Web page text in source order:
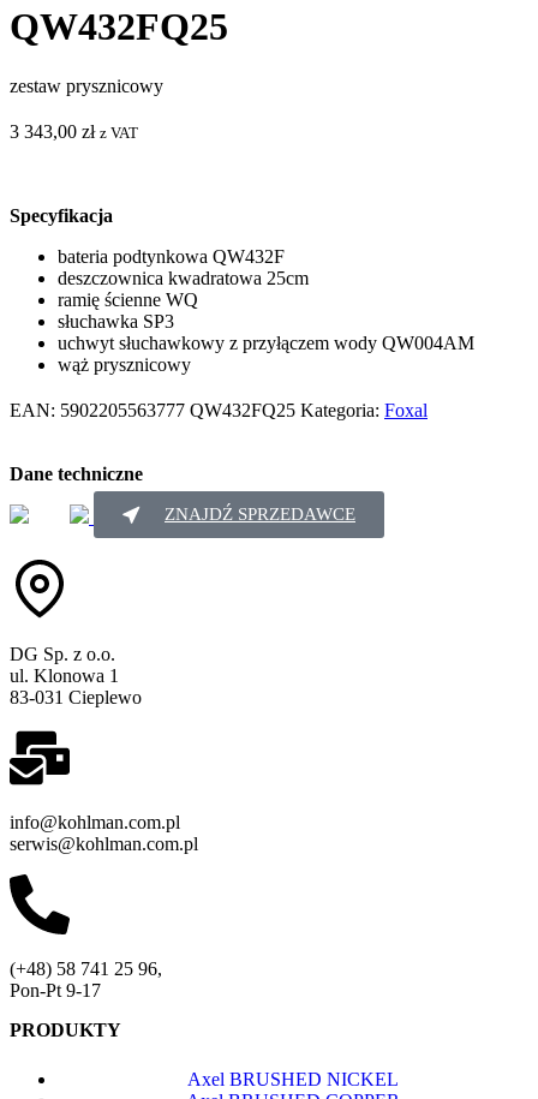
QW432FQ25
zestaw prysznicowy
3 343,00 zł z VAT
Specyfikacja
bateria podtynkowa QW432F
deszczownica kwadratowa 25cm
ramię ścienne WQ
słuchawka SP3
uchwyt słuchawkowy z przyłączem wody QW004AM
wąż prysznicowy
EAN: 5902205563777 QW432FQ25 Kategoria: Foxal
Dane techniczne
ZNAJDŹ SPRZEDAWCE
DG Sp. z o.o.
ul. Klonowa 1
83-031 Cieplewo
info@kohlman.com.pl
serwis@kohlman.com.pl
(+48) 58 741 25 96,
Pon-Pt 9-17
PRODUKTY
Axel BRUSHED NICKEL